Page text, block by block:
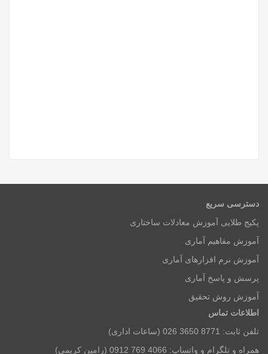
دسترسی سریع
پکیج طلایی آموزش معادلات ساختاری
آموزش مفاهیم آماری
آموزش نرم افزارهای آماری
پرسش و پاسخ آماری
آموزش روش تحقیق
اطلاعات تماس
تلفن ثابت: 8771 3650 026 (ساعات اداری)
همراه و تلگرام و واتساپ: 4066 769 0912 (رامین کریمی)